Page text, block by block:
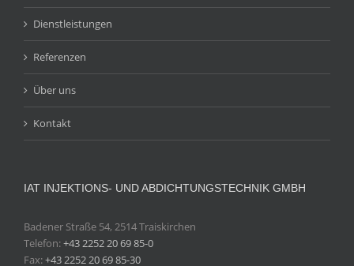
Dienstleistungen
Referenzen
Über uns
Kontakt
IAT INJEKTIONS- UND ABDICHTUNGSTECHNIK GMBH
Badener Straße 54, 2514 Traiskirchen
Telefon:+43 2252 20 69 85-0
Fax:+43 2252 20 69 85-30